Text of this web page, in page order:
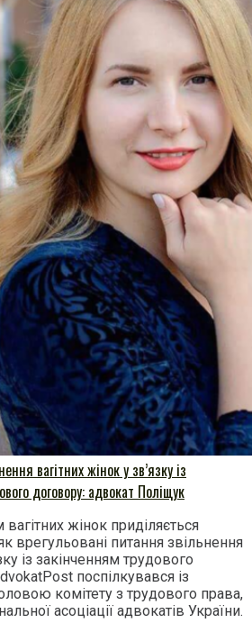
вагітних жінок у зв’язку із
договору: адвокат Поліщук
жінок приділяється
врегульовані питання звільнення
із закінченням трудового
поспілкувався із
комітету з трудового права,
асоціації адвокатів України.